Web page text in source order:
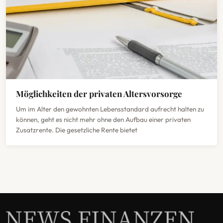
Möglichkeiten der privaten Altersvorsorge
Um im Alter den gewohnten Lebensstandard aufrecht halten zu
können, geht es nicht mehr ohne den Aufbau einer privaten
Zusatzrente. Die gesetzliche Rente bietet